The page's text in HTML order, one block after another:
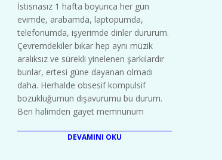
İstisnasız 1 hafta boyunca her gün
evimde, arabamda, laptopumda,
telefonumda, işyerimde dinler dururum.
Çevremdekiler bıkar hep aynı müzik
aralıksız ve sürekli yinelenen şarkılardır
bunlar, ertesi güne dayanan olmadı
daha. Herhalde obsesif kompulsif
bozukluğumun dışavurumu bu durum.
Ben halimden gayet memnunum
DEVAMINI OKU